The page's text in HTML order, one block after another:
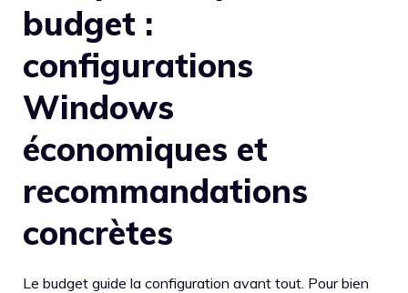
budget :
configurations
Windows
économiques et
recommandations
concrètes
Le budget guide la configuration avant tout. Pour bien